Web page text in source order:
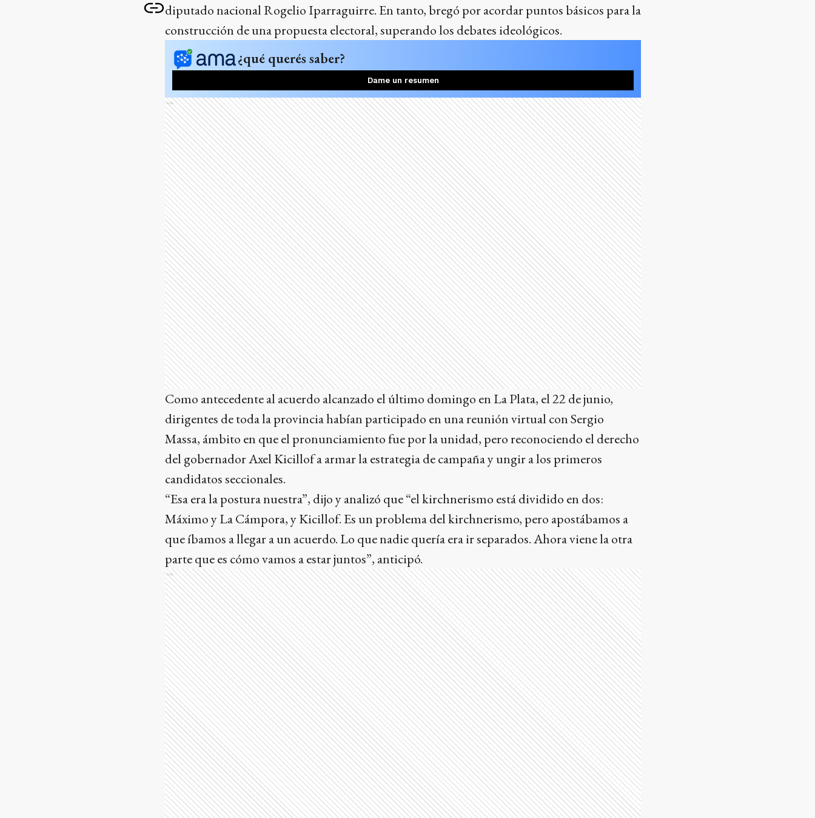
diputado nacional Rogelio Iparraguirre. En tanto, bregó por acordar puntos básicos para la
construcción de una propuesta electoral, superando los debates ideológicos.
¿qué querés saber?
Dame un resumen
Ads
Como antecedente al acuerdo alcanzado el último domingo en La Plata, el 22 de junio,
dirigentes de toda la provincia habían participado en una reunión virtual con Sergio
Massa, ámbito en que el pronunciamiento fue por la unidad, pero reconociendo el derecho
del gobernador Axel Kicillof a armar la estrategia de campaña y ungir a los primeros
candidatos seccionales.
“Esa era la postura nuestra”, dijo y analizó que “el kirchnerismo está dividido en dos:
Máximo y La Cámpora, y Kicillof. Es un problema del kirchnerismo, pero apostábamos a
que íbamos a llegar a un acuerdo. Lo que nadie quería era ir separados. Ahora viene la otra
parte que es cómo vamos a estar juntos”, anticipó.
Ads